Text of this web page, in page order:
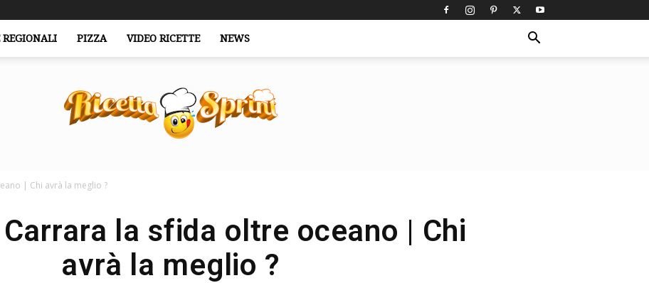
REGIONALI PIZZA VIDEO RICETTE NEWS
| Chi avrà la meglio ?
la sfida oltre oceano | Chi
avrà la meglio ?